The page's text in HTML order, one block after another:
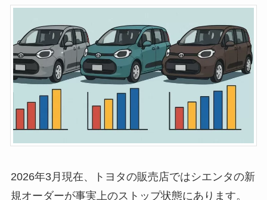
2026年3月現在、トヨタの販売店ではシエンタの新
規オーダーが事実上のストップ状態にあります。